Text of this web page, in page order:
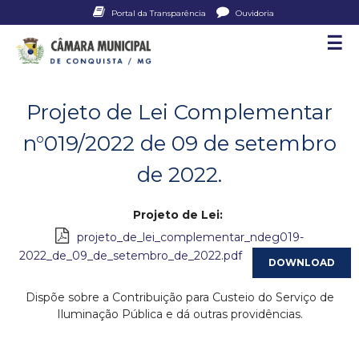
Pular
o
principal
Portal da Transparência Ouvidoria
C
m
a
M
u
☰
Projeto de Lei Complementar
n°019/2022 de 09 de setembro
de 2022.
Projeto de Lei:
projeto_de_lei_complementar_ndeg019-
2022_de_09_de_setembro_de_2022.pdf
Dispõe sobre a Contribuição para Custeio do Serviço de
Iluminação Pública e dá outras providências.